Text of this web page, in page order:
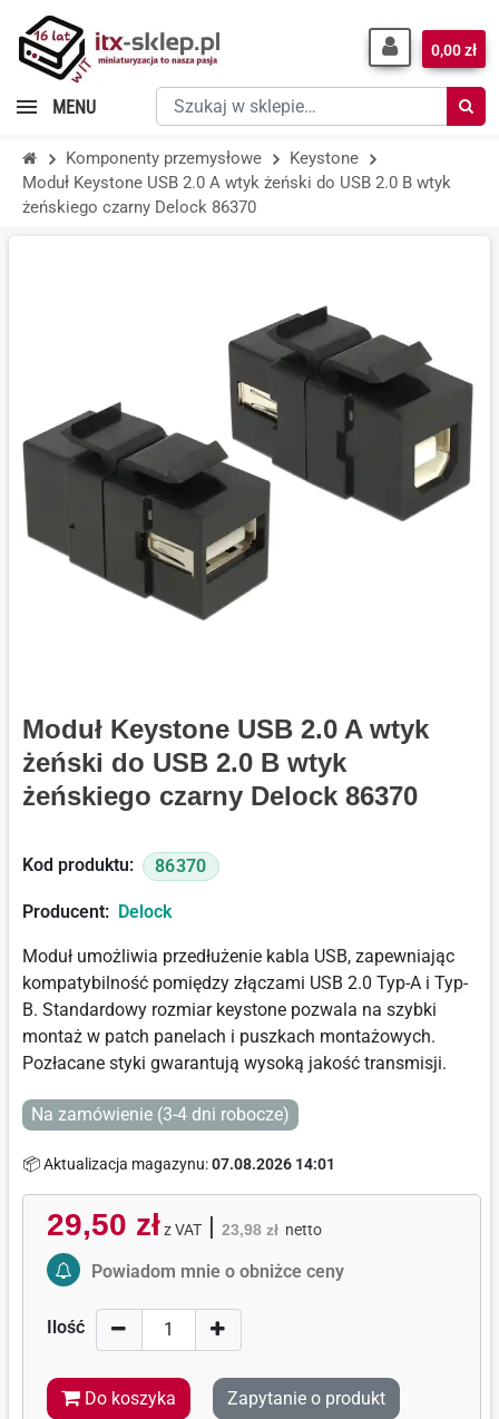
Szukaj
w
sklepie…
0,00 zł
MENU
Komponenty przemysłowe
Keystone
Moduł Keystone USB 2.0 A wtyk żeński do USB 2.0 B wtyk
żeńskiego czarny Delock 86370
Moduł Keystone USB 2.0 A wtyk
żeński do USB 2.0 B wtyk
żeńskiego czarny Delock 86370
Kod produktu: 86370
Producent: Delock
Moduł umożliwia przedłużenie kabla USB, zapewniając
kompatybilność pomiędzy złączami USB 2.0 Typ-A i Typ-
B. Standardowy rozmiar keystone pozwala na szybki
montaż w patch panelach i puszkach montażowych.
Pozłacane styki gwarantują wysoką jakość transmisji.
Na zamówienie (3-4 dni robocze)
📦 Aktualizacja magazynu:07.08.2026 14:01
29,50 zł z VAT| 23,98 zł netto
Activate Price Alert
Powiadom mnie o obniżce ceny
Ilość
Do koszyka Zapytanie o produkt